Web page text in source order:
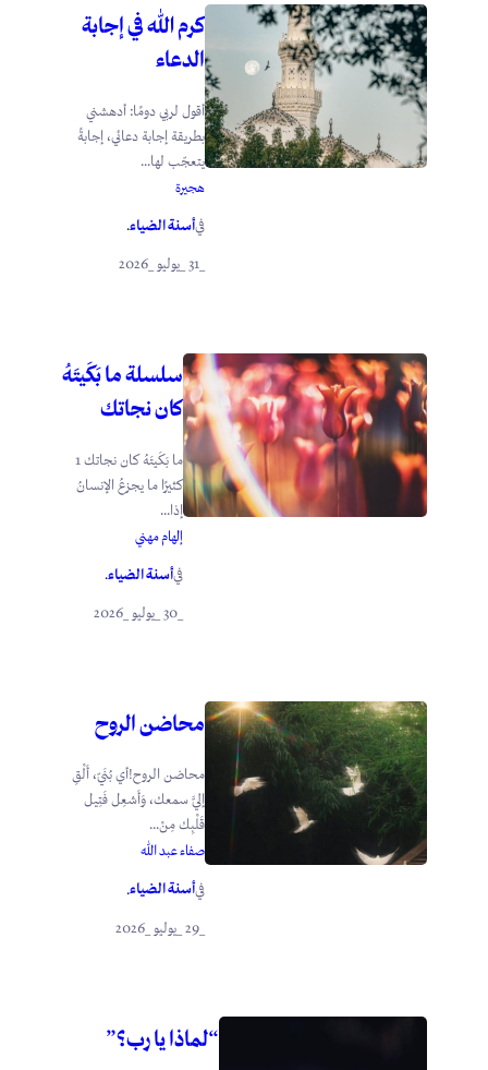
كرم الله في إجابة
الدعاء
أقول لربي دومًا: أدهشني
بطريقة إجابة دعائي، إجابةً
يتعجّب لها...
هجيرة
فيأسنة الضياء.
سلسلة ما بَكَيتَهُ
كان نجاتك
ما بَكَيتَهُ كان نجاتك 1
كثيرًا ما يجزعُ الإنسانُ
إذا...
إلهام مهني
فيأسنة الضياء.
محاضن الروح
محاضن الروح!أي بُنَيّ، أَلْقِ
إليَّ سمعك، وَأَشعِل فَتِيل
قَلْبِك مِنْ...
صفاء عبد الله
فيأسنة الضياء.
“لماذا يا رب؟”